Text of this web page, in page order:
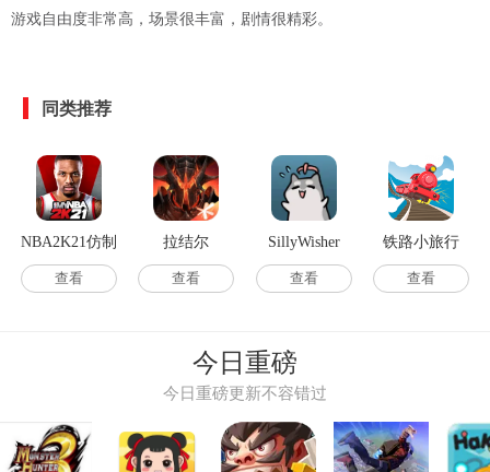
游戏自由度非常高，场景很丰富，剧情很精彩。
同类推荐
NBA2K21仿制
版
查看
拉结尔
查看
SillyWisher
查看
铁路小旅行
(OfftheRails3D)
查看
今日重磅
今日重磅更新不容错过